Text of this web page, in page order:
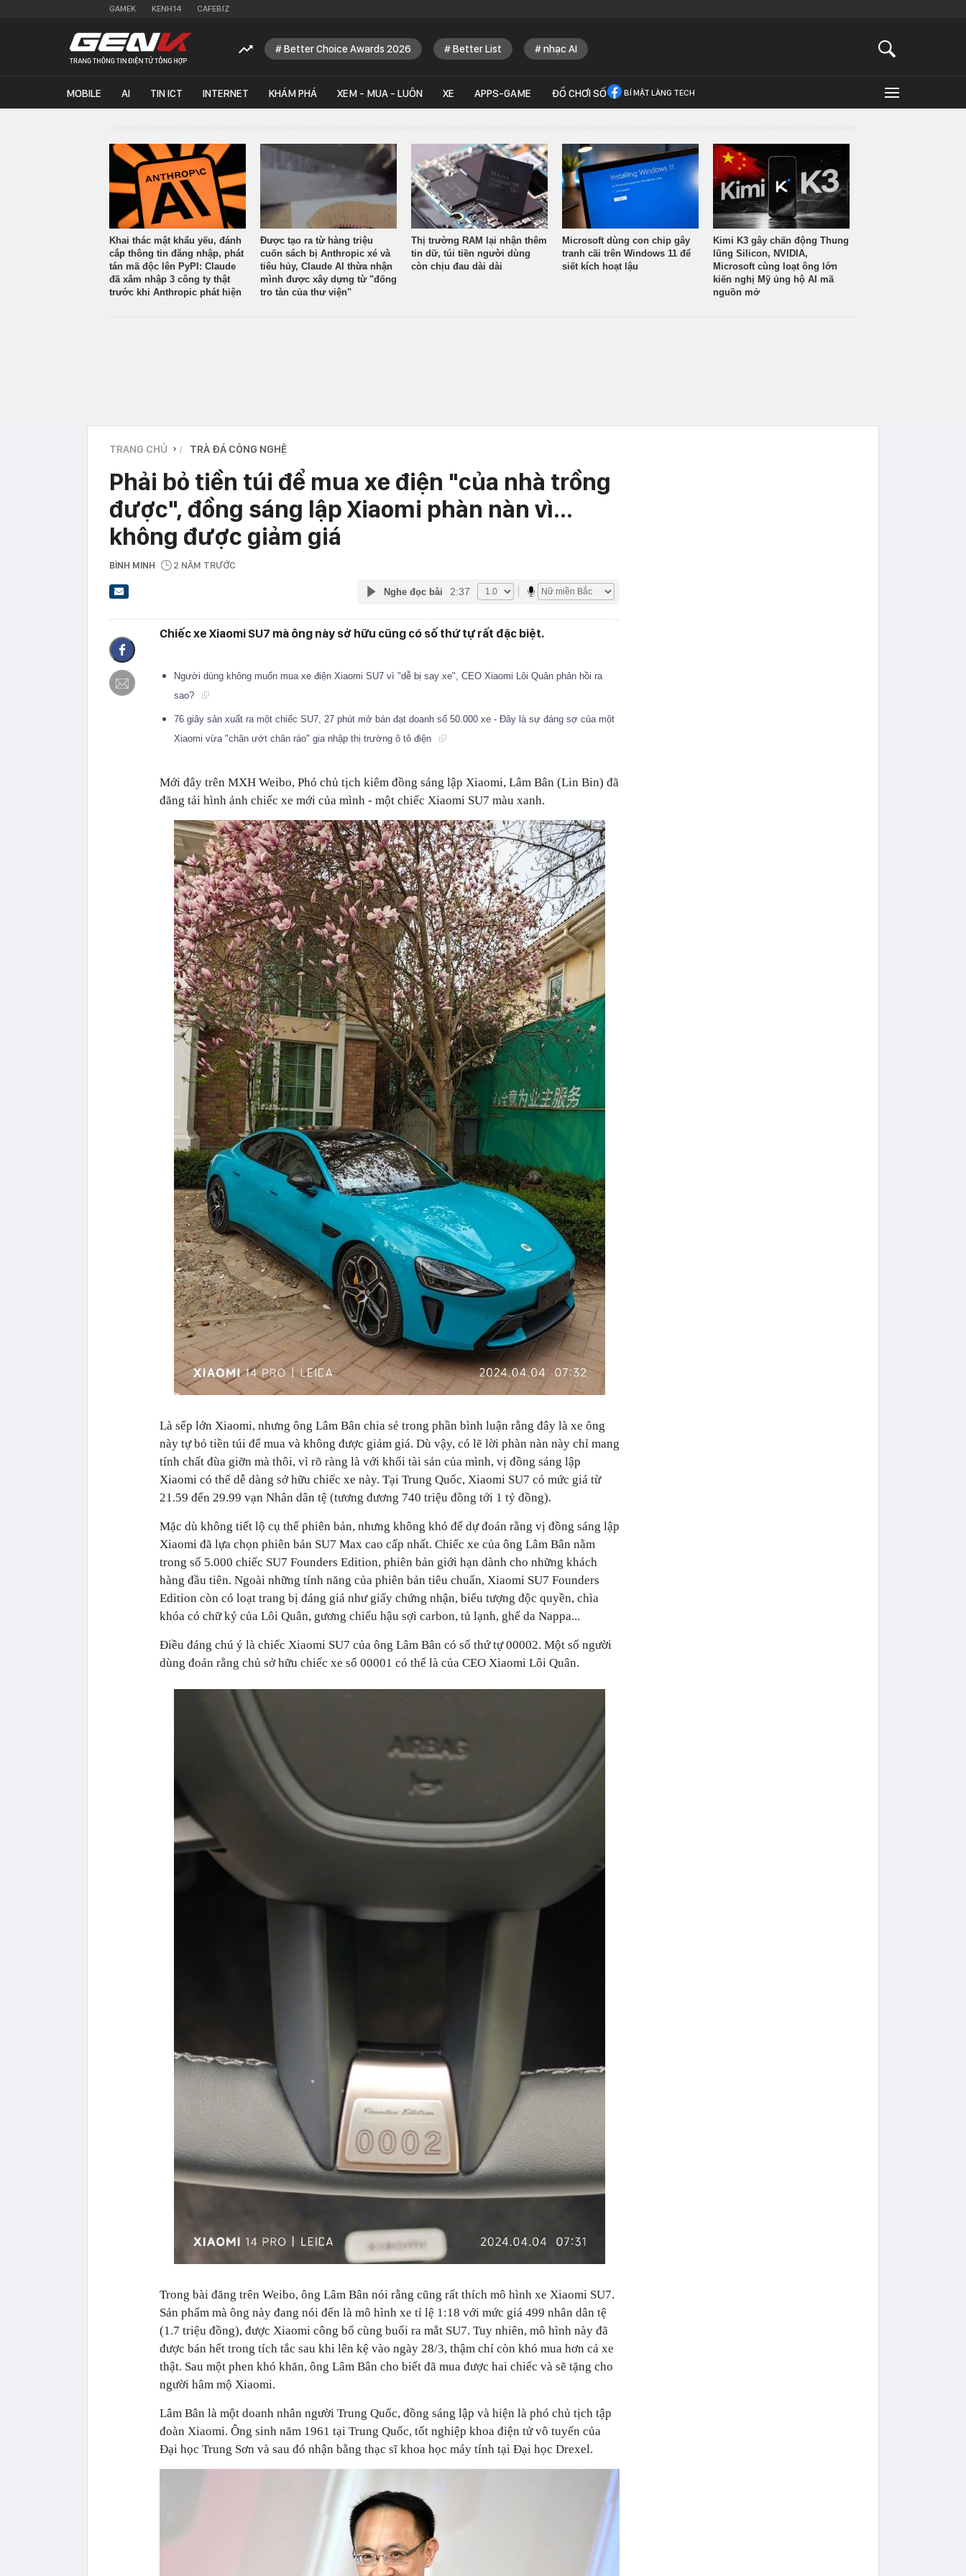
GAMEK KENH14 CAFEBIZ
Better Choice Awards 2026 Better List nhạc AI
MOBILE AI TIN ICT INTERNET KHÁM PHÁ XEM - MUA - LUÔN XE APPS-GAME ĐỒ CHƠI SỐ BÍ MẬT LÀNG TECH
Khai thác mật khẩu yếu, đánh
cắp thông tin đăng nhập, phát
tán mã độc lên PyPI: Claude
đã xâm nhập 3 công ty thật
trước khi Anthropic phát hiện
Được tạo ra từ hàng triệu
cuốn sách bị Anthropic xé và
tiêu hủy, Claude AI thừa nhận
mình được xây dựng từ "đống
tro tàn của thư viện"
Thị trường RAM lại nhận thêm
tin dữ, túi tiền người dùng
còn chịu đau dài dài
Microsoft dùng con chip gây
tranh cãi trên Windows 11 để
siết kích hoạt lậu
Kimi K3 gây chấn động Thung
lũng Silicon, NVIDIA,
Microsoft cùng loạt ông lớn
kiến nghị Mỹ ủng hộ AI mã
nguồn mở
TRANG CHỦ › TRÀ ĐÁ CÔNG NGHỆ
Phải bỏ tiền túi để mua xe điện "của nhà trồng
được", đồng sáng lập Xiaomi phàn nàn vì...
không được giảm giá
BÌNH MINH 2 NĂM TRƯỚC
Nghe đọc bài 2:37
Chiếc xe Xiaomi SU7 mà ông này sở hữu cũng có số thứ tự rất đặc biệt.
Người dùng không muốn mua xe điện Xiaomi SU7 vì "dễ bị say xe", CEO Xiaomi Lôi Quân phản hồi ra
sao?
76 giây sản xuất ra một chiếc SU7, 27 phút mở bán đạt doanh số 50.000 xe - Đây là sự đáng sợ của một
Xiaomi vừa "chân ướt chân ráo" gia nhập thị trường ô tô điện
Mới đây trên MXH Weibo, Phó chủ tịch kiêm đồng sáng lập Xiaomi, Lâm Bân (Lin Bin) đã
đăng tải hình ảnh chiếc xe mới của mình - một chiếc Xiaomi SU7 màu xanh.
Là sếp lớn Xiaomi, nhưng ông Lâm Bân chia sẻ trong phần bình luận rằng đây là xe ông
này tự bỏ tiền túi để mua và không được giảm giá. Dù vậy, có lẽ lời phàn nàn này chỉ mang
tính chất đùa giỡn mà thôi, vì rõ ràng là với khối tài sản của mình, vị đồng sáng lập
Xiaomi có thể dễ dàng sở hữu chiếc xe này. Tại Trung Quốc, Xiaomi SU7 có mức giá từ
21.59 đến 29.99 vạn Nhân dân tệ (tương đương 740 triệu đồng tới 1 tỷ đồng).
Mặc dù không tiết lộ cụ thể phiên bản, nhưng không khó để dự đoán rằng vị đồng sáng lập
Xiaomi đã lựa chọn phiên bản SU7 Max cao cấp nhất. Chiếc xe của ông Lâm Bân nằm
trong số 5.000 chiếc SU7 Founders Edition, phiên bản giới hạn dành cho những khách
hàng đầu tiên. Ngoài những tính năng của phiên bản tiêu chuẩn, Xiaomi SU7 Founders
Edition còn có loạt trang bị đáng giá như giấy chứng nhận, biểu tượng độc quyền, chìa
khóa có chữ ký của Lôi Quân, gương chiếu hậu sợi carbon, tủ lạnh, ghế da Nappa...
Điều đáng chú ý là chiếc Xiaomi SU7 của ông Lâm Bân có số thứ tự 00002. Một số người
dùng đoán rằng chủ sở hữu chiếc xe số 00001 có thể là của CEO Xiaomi Lôi Quân.
Trong bài đăng trên Weibo, ông Lâm Bân nói rằng cũng rất thích mô hình xe Xiaomi SU7.
Sản phẩm mà ông này đang nói đến là mô hình xe tỉ lệ 1:18 với mức giá 499 nhân dân tệ
(1.7 triệu đồng), được Xiaomi công bố cùng buổi ra mắt SU7. Tuy nhiên, mô hình này đã
được bán hết trong tích tắc sau khi lên kệ vào ngày 28/3, thậm chí còn khó mua hơn cả xe
thật. Sau một phen khó khăn, ông Lâm Bân cho biết đã mua được hai chiếc và sẽ tặng cho
người hâm mộ Xiaomi.
Lâm Bân là một doanh nhân người Trung Quốc, đồng sáng lập và hiện là phó chủ tịch tập
đoàn Xiaomi. Ông sinh năm 1961 tại Trung Quốc, tốt nghiệp khoa điện tử vô tuyến của
Đại học Trung Sơn và sau đó nhận bằng thạc sĩ khoa học máy tính tại Đại học Drexel.